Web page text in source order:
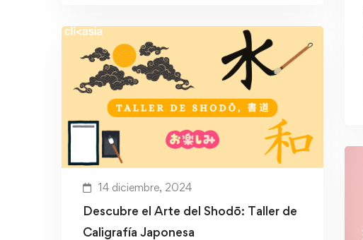
14 diciembre, 2024
Descubre el Arte del Shodō: Taller de
Caligrafía Japonesa